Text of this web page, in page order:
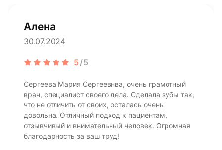
Алена
30.07.2024
5/5
Сергеева Мария Сергеевнва, очень грамотный
врач, специалист своего дела. Сделала зубы так,
что не отличить от своих, осталась очень
довольна. Отличный подход к пациентам,
отзывчивый и внимательный человек. Огромная
благодарность за ваш труд!